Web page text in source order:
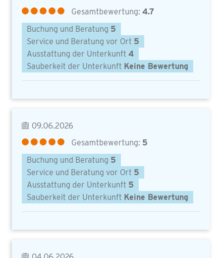
Gesamtbewertung: 4.7
Buchung und Beratung 5
Service und Beratung vor Ort 5
Ausstattung der Unterkunft 4
Sauberkeit der Unterkunft Keine Bewertung
09.06.2026
Gesamtbewertung: 5
Buchung und Beratung 5
Service und Beratung vor Ort 5
Ausstattung der Unterkunft 5
Sauberkeit der Unterkunft Keine Bewertung